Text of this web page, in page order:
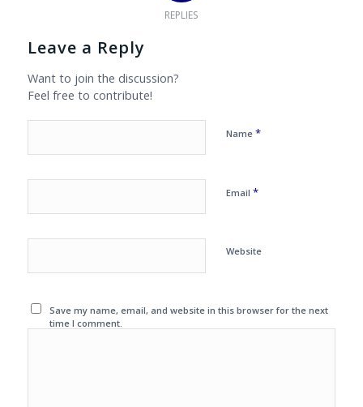
REPLIES
Leave a Reply
Want to join the discussion?
Feel free to contribute!
Name *
Email *
Website
Save my name, email, and website in this browser for the next
time I comment.